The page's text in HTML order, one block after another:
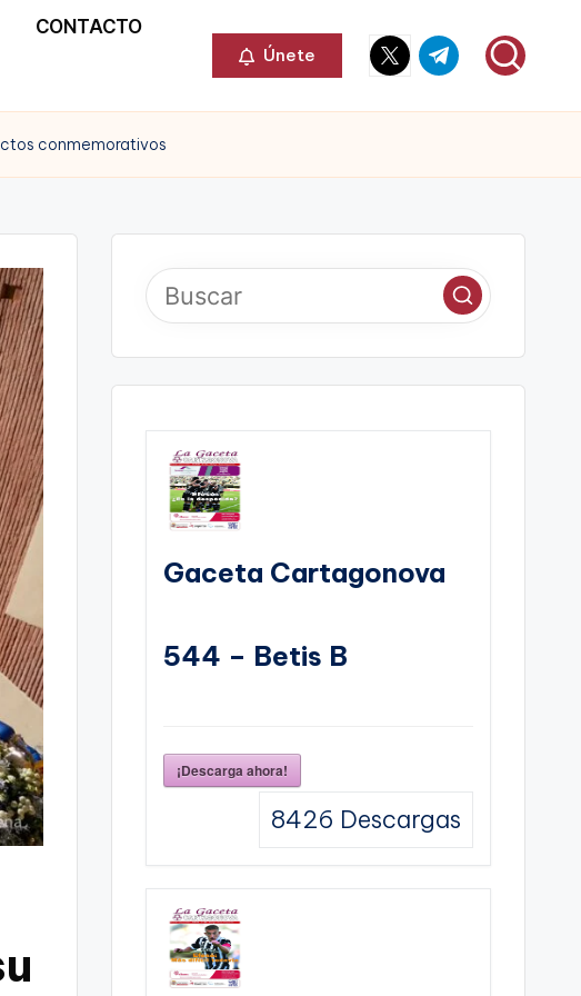
CONTACTO
Únete
Elemento
del
Elemento
del
conmemorativos
Gaceta Cartagonova
544 – Betis B
¡Descarga ahora!
8426 Descargas